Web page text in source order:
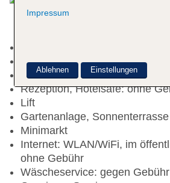
Check-in Zeit ab 15:00 Uhr
Check-out Zeit bis 12:00 Uhr
Rezeption, Hotelsafe: ohne
Lift
Gartenanlage, Sonnenterrasse
Minimarkt
Internet: WLAN/WiFi, im
ohne Gebühr
Wäscheservice: gegen Gebühr
Impressum
Ablehnen Einstellungen